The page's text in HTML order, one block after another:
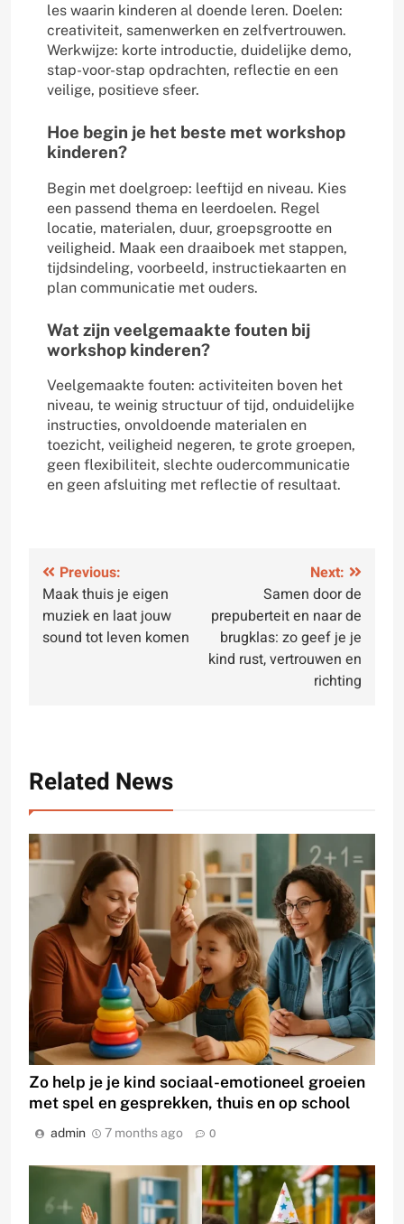
les waarin kinderen al doende leren. Doelen:
creativiteit, samenwerken en zelfvertrouwen.
Werkwijze: korte introductie, duidelijke demo,
stap-voor-stap opdrachten, reflectie en een
veilige, positieve sfeer.
Hoe begin je het beste met workshop
kinderen?
Begin met doelgroep: leeftijd en niveau. Kies
een passend thema en leerdoelen. Regel
locatie, materialen, duur, groepsgrootte en
veiligheid. Maak een draaiboek met stappen,
tijdsindeling, voorbeeld, instructiekaarten en
plan communicatie met ouders.
Wat zijn veelgemaakte fouten bij
workshop kinderen?
Veelgemaakte fouten: activiteiten boven het
niveau, te weinig structuur of tijd, onduidelijke
instructies, onvoldoende materialen en
toezicht, veiligheid negeren, te grote groepen,
geen flexibiliteit, slechte oudercommunicatie
en geen afsluiting met reflectie of resultaat.
Post
navigation
Previous:
Maak thuis je eigen
muziek en laat jouw
sound tot leven komen
Next:
Samen door de
prepuberteit en naar de
brugklas: zo geef je je
kind rust, vertrouwen en
richting
Related News
Zo help je je kind sociaal-emotioneel groeien
met spel en gesprekken, thuis en op school
admin 7 months ago 0